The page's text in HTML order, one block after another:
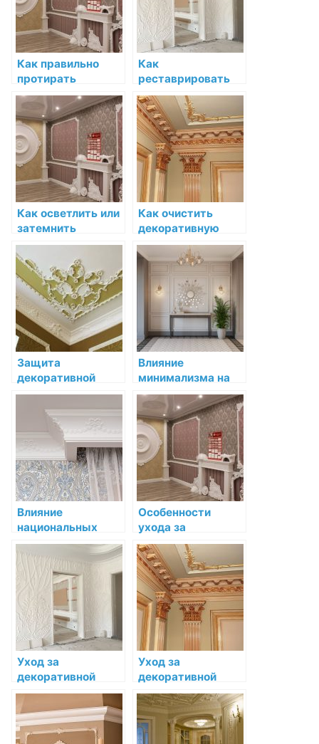
Как правильно
протирать
декоративную
лепнину для
сохранения её
внешнего вида
Как
реставрировать
поврежденную
декоративную
лепнину
Как осветлить или
затемнить
декоративную
лепнину для
соответствия
интерьеру
Как очистить
декоративную
лепнину от пыли и
загрязнений
Защита
декоративной
лепнины от влаги и
воздействия
высокой
температуры
Влияние
минимализма на
декоративную
лепнину в
интерьере
Влияние
национальных
традиций на
декоративную
лепнину
Особенности
ухода за
декоративной
лепниной из
разных
материалов
Уход за
декоративной
лепниной в
условиях
повышенной пыли
и загрязнений
Уход за
декоративной
лепниной в разных
климатических
условиях